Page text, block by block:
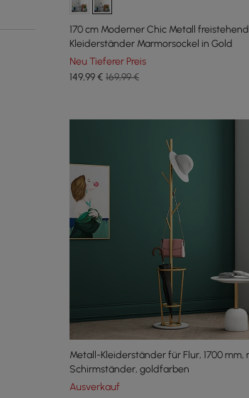
170 cm Moderner Chic Metall
Kleiderständer Marmorsockel in Gold
Neu Tieferer Preis
149,99€ 169,99 €
Metall-Kleiderständer für Flur, 1700 mm,
Schirmständer, goldfarben
Ausverkauf